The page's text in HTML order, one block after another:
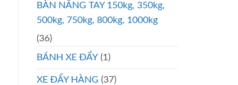
BÀN NÂNG TAY 150kg, 350kg,
500kg, 750kg, 800kg, 1000kg
(36)
BÁNH XE ĐẨY (1)
XE ĐẨY HÀNG (37)